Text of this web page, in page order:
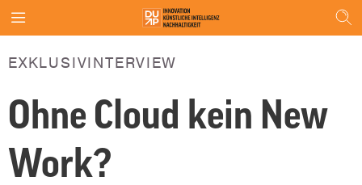
EXKLUSIVINTERVIEW
Ohne Cloud kein New
Work?